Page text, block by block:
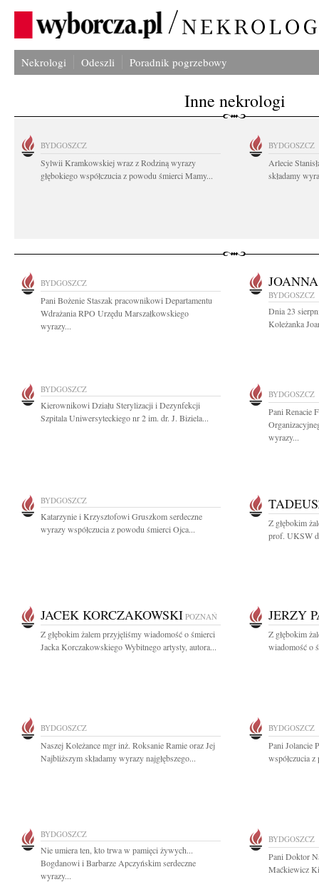
Nekrologi Odeszli Poradnik pogrzebowy
Inne nekrologi
BYDGOSZCZ
Sylwii Kramkowskiej wraz z Rodziną wyrazy
głębokiego współczucia z powodu śmierci Mamy...
BYDGOSZCZ
Arlecie
składamy
BYDGOSZCZ
Pani Bożenie Staszak pracownikowi Departamentu
Wdrażania RPO Urzędu Marszałkowskiego
wyrazy...
BYDGOSZCZ
Dnia 23
Koleżanka
BYDGOSZCZ
Kierownikowi Działu Sterylizacji i Dezynfekcji
Szpitala Uniwersyteckiego nr 2 im. dr. J. Biziela...
BYDGOSZCZ
Pani Renacie
wyrazy...
BYDGOSZCZ
Katarzynie i Krzysztofowi Gruszkom serdeczne
wyrazy współczucia z powodu śmierci Ojca...
Z głębokim
prof. UKSW
JACEK KORCZAKOWSKI POZNAŃ
Z głębokim żalem przyjęliśmy wiadomość o śmierci
Jacka Korczakowskiego Wybitnego artysty, autora...
JERZY
Z głębokim
wiadomość o
BYDGOSZCZ
Naszej Koleżance mgr inż. Roksanie Ramie oraz Jej
Najbliższym składamy wyrazy najgłębszego...
BYDGOSZCZ
Pani Jolancie
współczucia
BYDGOSZCZ
Nie umiera ten, kto trwa w pamięci żywych...
Bogdanowi i Barbarze Apczyńskim serdeczne
wyrazy...
BYDGOSZCZ
Pani Doktor
Maćkiewicz